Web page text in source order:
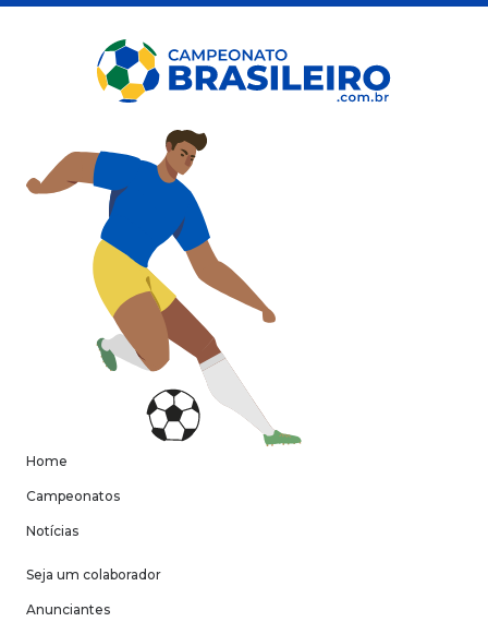
Home
Campeonatos
Notícias
Seja um colaborador
Anunciantes